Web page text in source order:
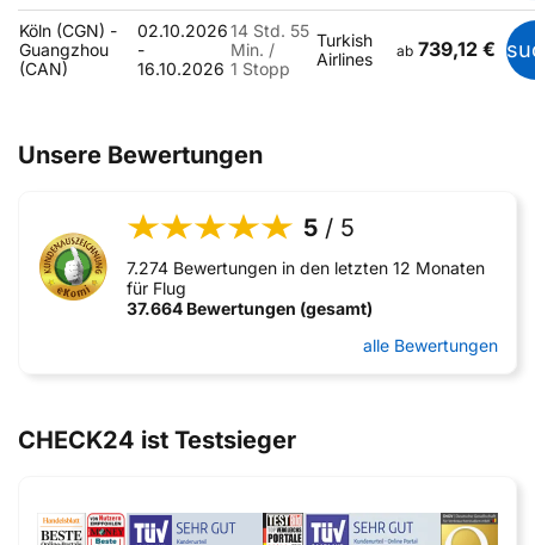
Köln (CGN) -
Guangzhou
(CAN)
02.10.2026
-
16.10.2026
14 Std. 55
Min. /
1 Stopp
Turkish
Airlines
ab 739,12 €
Unsere Bewertungen
5 / 5
7.274 Bewertungen in den letzten 12 Monaten
für Flug
37.664 Bewertungen (gesamt)
alle Bewertungen
CHECK24 ist Testsieger